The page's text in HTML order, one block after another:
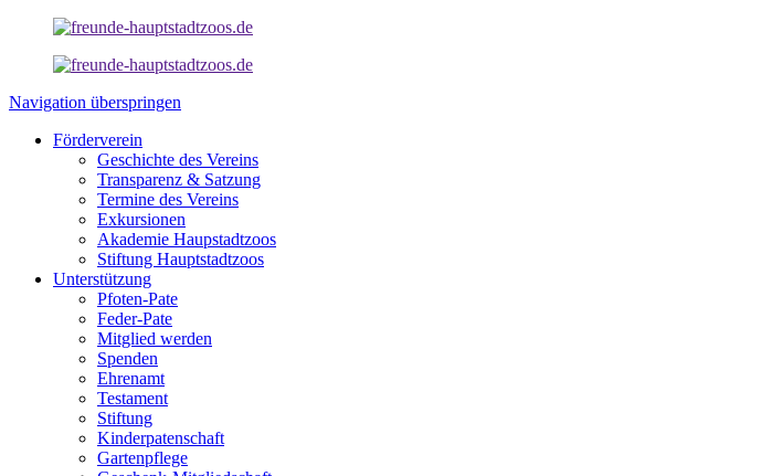
Navigation überspringen
Förderverein
Geschichte des Vereins
Transparenz & Satzung
Termine des Vereins
Exkursionen
Akademie Haupstadtzoos
Stiftung Hauptstadtzoos
Unterstützung
Pfoten-Pate
Feder-Pate
Mitglied werden
Spenden
Ehrenamt
Testament
Stiftung
Kinderpatenschaft
Gartenpflege